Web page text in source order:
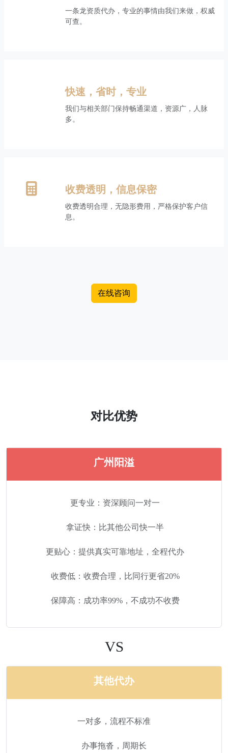
一条龙资质代办，专业的事情由我们来做，权威
可查。
快速，省时，专业
我们与相关部门保持畅通渠道，资源广，人脉
多。
收费透明，信息保密
收费透明合理，无隐形费用，严格保护客户信
息。
在线咨询
对比优势
广州阳溢
更专业：资深顾问一对一
拿证快：比其他公司快一半
更贴心：提供真实可靠地址，全程代办
收费低：收费合理，比同行更省20%
保障高：成功率99%，不成功不收费
VS
其他代办
一对多，流程不标准
办事拖沓，周期长